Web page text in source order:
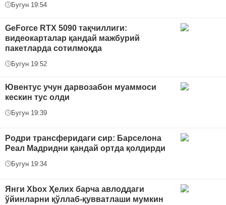
Бугун 19:54
GeForce RTX 5090 тақчиллиги:
видеокарталар қандай мажбурий
пакетларда сотилмоқда
Бугун 19:52
Ювентус учун дарвозабон муаммоси
кескин тус олди
Бугун 19:39
Родри трансферидаги сир: Барселона
Реал Мадридни қандай ортда қолдирди
Бугун 19:34
Янги Xbox Ҳелих барча авлоддаги
ўйинларни қўллаб-қувватлаши мумкин